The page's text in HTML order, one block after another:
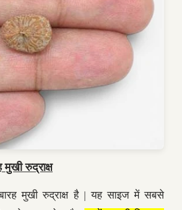
मुखी रुद्राक्ष
बारह मुखी रुद्राक्ष है | यह साइज में सबसे